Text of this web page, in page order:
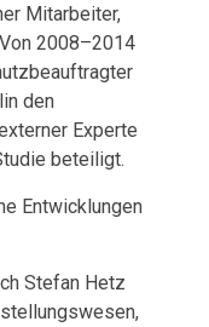
Mitarbeiter,
2008–2014
den
Experte
beteiligt.
Entwicklungen
Stefan Hetz